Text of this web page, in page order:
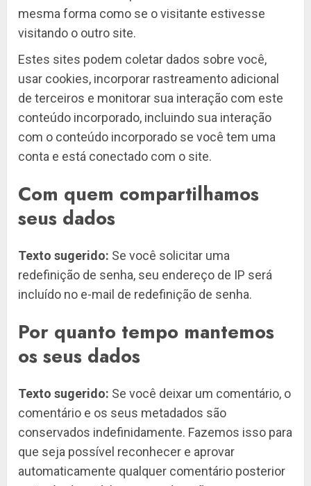
mesma forma como se o visitante estivesse
visitando o outro site.
Estes sites podem coletar dados sobre você,
usar cookies, incorporar rastreamento adicional
de terceiros e monitorar sua interação com este
conteúdo incorporado, incluindo sua interação
com o conteúdo incorporado se você tem uma
conta e está conectado com o site.
Com quem compartilhamos
seus dados
Texto sugerido: Se você solicitar uma
redefinição de senha, seu endereço de IP será
incluído no e-mail de redefinição de senha.
Por quanto tempo mantemos
os seus dados
Texto sugerido: Se você deixar um comentário, o
comentário e os seus metadados são
conservados indefinidamente. Fazemos isso para
que seja possível reconhecer e aprovar
automaticamente qualquer comentário posterior